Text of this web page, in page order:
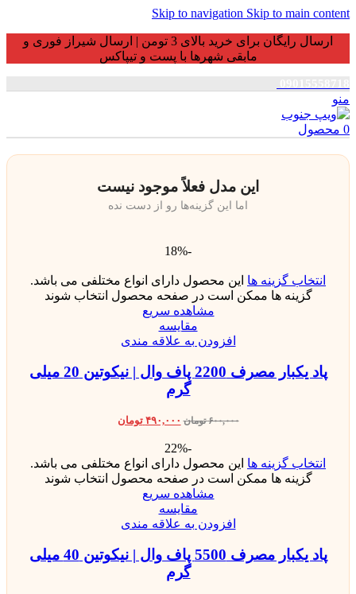
Skip to navigation Skip to main content
ارسال رایگان برای خرید بالای 3 تومن | ارسال شیراز فوری و
مابقی شهرها با پست و تیپاکس
منو
0 محصول
این مدل فعلاً موجود نیست
اما این گزینه‌ها رو از دست نده
-18%
انتخاب گزینه ها این محصول دارای انواع مختلفی می باشد.
گزینه ها ممکن است در صفحه محصول انتخاب شوند
مشاهده سریع
مقایسه
افزودن به علاقه مندی
پاد یکبار مصرف 2200 پاف وال | نیکوتین 20 میلی
گرم
۶۰۰,۰۰۰ تومان ۴۹۰,۰۰۰ تومان
-22%
انتخاب گزینه ها این محصول دارای انواع مختلفی می باشد.
گزینه ها ممکن است در صفحه محصول انتخاب شوند
مشاهده سریع
مقایسه
افزودن به علاقه مندی
پاد یکبار مصرف 5500 پاف وال | نیکوتین 40 میلی
گرم